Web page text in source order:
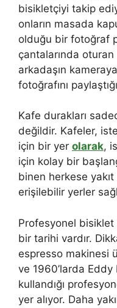
bisikletçiyi takip
onların masada
olduğu bir fotoğraf
çantalarında
arkadaşın
fotoğrafını
Kafe durakları
değildir. Kafeler,
için bir yer olarak,
için kolay bir
binen herkese
erişilebilir yerler
Profesyonel
bir tarihi vardır.
espresso makinesi
ve 1960’larda Eddy
kullandığı
yer alıyor. Daha